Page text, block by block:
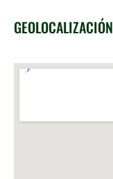
GEOLOCALIZACIÓN